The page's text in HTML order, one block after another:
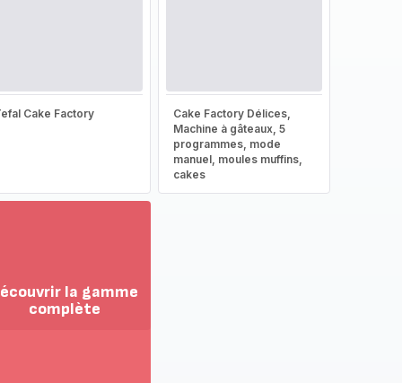
Cake Factory
Cake Factory Délices,
Machine à gâteaux, 5
programmes, mode
manuel, moules muffins,
cakes
la gamme
complète